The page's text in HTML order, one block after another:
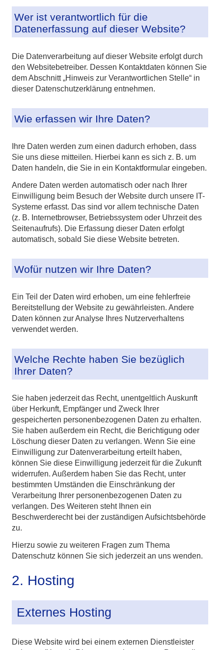
Wer ist verantwortlich für die
Datenerfassung auf dieser Website?
Die Datenverarbeitung auf dieser Website erfolgt durch
den Websitebetreiber. Dessen Kontaktdaten können Sie
dem Abschnitt „Hinweis zur Verantwortlichen Stelle“ in
dieser Datenschutzerklärung entnehmen.
Wie erfassen wir Ihre Daten?
Ihre Daten werden zum einen dadurch erhoben, dass
Sie uns diese mitteilen. Hierbei kann es sich z. B. um
Daten handeln, die Sie in ein Kontaktformular eingeben.
Andere Daten werden automatisch oder nach Ihrer
Einwilligung beim Besuch der Website durch unsere IT-
Systeme erfasst. Das sind vor allem technische Daten
(z. B. Internetbrowser, Betriebssystem oder Uhrzeit des
Seitenaufrufs). Die Erfassung dieser Daten erfolgt
automatisch, sobald Sie diese Website betreten.
Wofür nutzen wir Ihre Daten?
Ein Teil der Daten wird erhoben, um eine fehlerfreie
Bereitstellung der Website zu gewährleisten. Andere
Daten können zur Analyse Ihres Nutzerverhaltens
verwendet werden.
Welche Rechte haben Sie bezüglich
Ihrer Daten?
Sie haben jederzeit das Recht, unentgeltlich Auskunft
über Herkunft, Empfänger und Zweck Ihrer
gespeicherten personenbezogenen Daten zu erhalten.
Sie haben außerdem ein Recht, die Berichtigung oder
Löschung dieser Daten zu verlangen. Wenn Sie eine
Einwilligung zur Datenverarbeitung erteilt haben,
können Sie diese Einwilligung jederzeit für die Zukunft
widerrufen. Außerdem haben Sie das Recht, unter
bestimmten Umständen die Einschränkung der
Verarbeitung Ihrer personenbezogenen Daten zu
verlangen. Des Weiteren steht Ihnen ein
Beschwerderecht bei der zuständigen Aufsichtsbehörde
zu.
Hierzu sowie zu weiteren Fragen zum Thema
Datenschutz können Sie sich jederzeit an uns wenden.
2. Hosting
Externes Hosting
Diese Website wird bei einem externen Dienstleister